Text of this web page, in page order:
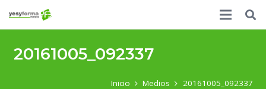
20161005_092337
Inicio Medios 20161005_092337